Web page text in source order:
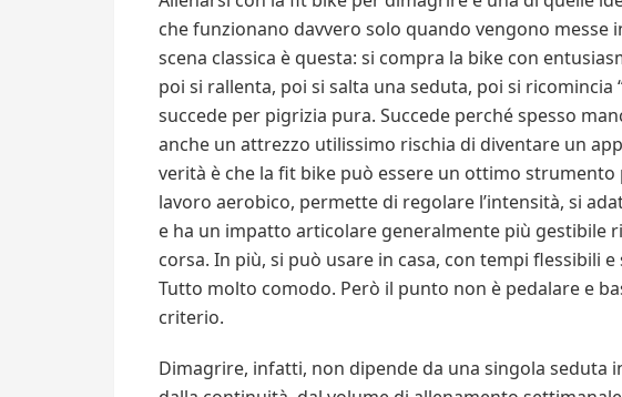
che funzionano davvero solo quando vengono messe
scena classica è questa: si compra la bike con
poi si rallenta, poi si salta una seduta, poi si ricomincia
succede per pigrizia pura. Succede perché spesso
anche un attrezzo utilissimo rischia di diventare un
verità è che la fit bike può essere un ottimo
lavoro aerobico, permette di regolare l’intensità, si
e ha un impatto articolare generalmente più gestibile
corsa. In più, si può usare in casa, con tempi flessibili
Tutto molto comodo. Però il punto non è pedalare e
criterio.
Dimagrire, infatti, non dipende da una singola seduta